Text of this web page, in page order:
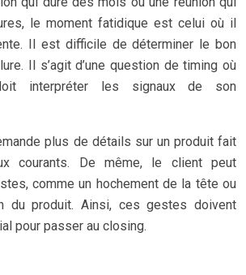
le moment fatidique est celui où il
Il est difficile de déterminer le bon
Il s’agit d’une question de timing où
interpréter les signaux de son
plus de détails sur un produit fait
courants. De même, le client peut
comme un hochement de la tête ou
du produit. Ainsi, ces gestes doivent
pour passer au closing.